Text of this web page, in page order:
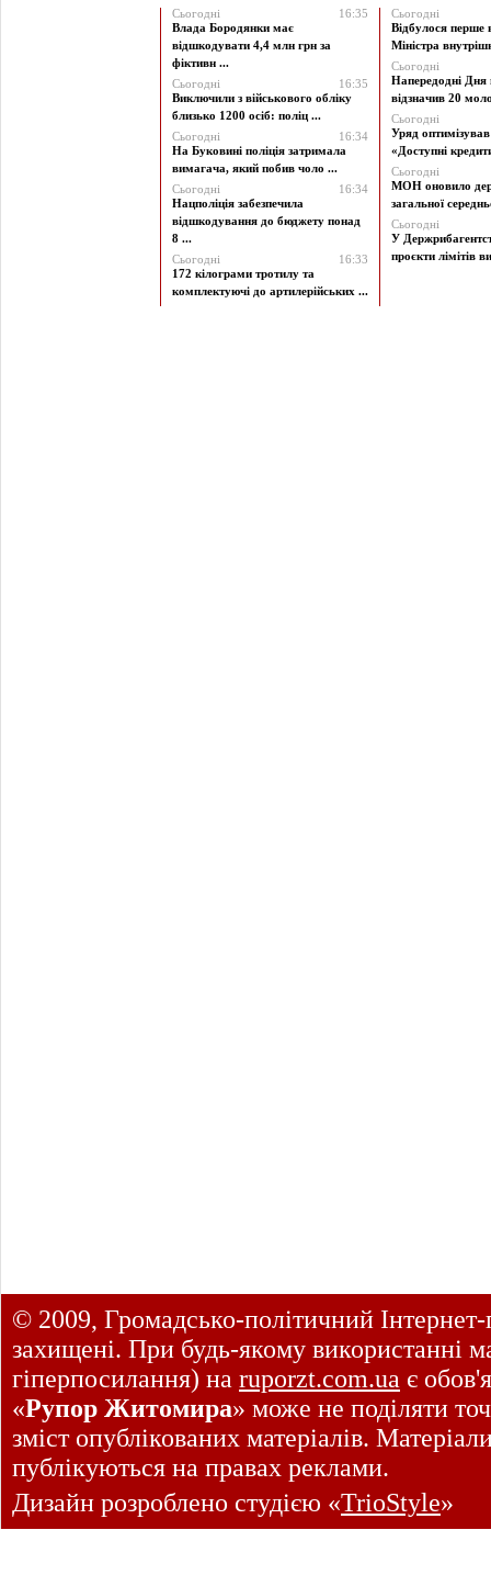
Сьогодні
16:35
Влада Бородянки має
відшкодувати 4,4 млн грн за
фіктивн ...
Сьогодні
16:35
Виключили з військового обліку
близько 1200 осіб: поліц ...
Сьогодні
16:34
На Буковині поліція затримала
вимагача, який побив чоло ...
Сьогодні
16:34
Нацполіція забезпечила
відшкодування до бюджету понад
8 ...
Сьогодні
16:33
172 кілограми тротилу та
комплектуючі до артилерійських ...
Сьогодні
Відбулося перше
Міністра
Сьогодні
Напередодні Дня
відзначив 20
Сьогодні
Уряд
«Доступні
Сьогодні
МОН оновило
загальної
Сьогодні
У
проєкти лімітів
© 2009, Громадсько-політичний
захищені. При будь-якому використанні
гіперпосилання) на ruporzt.com.ua є
«Рупор Житомира» може не поділяти
зміст опублікованих матеріалів.
публікуються на правах реклами.
Дизайн розроблено студією «TrioStyle»